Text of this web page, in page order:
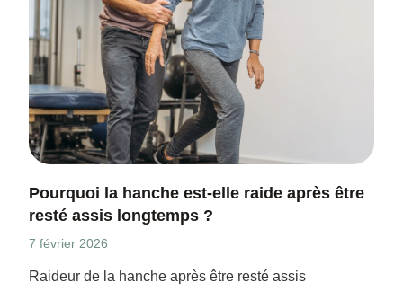
Pourquoi la hanche est-elle raide après être
resté assis longtemps ?
7 février 2026
Raideur de la hanche après être resté assis